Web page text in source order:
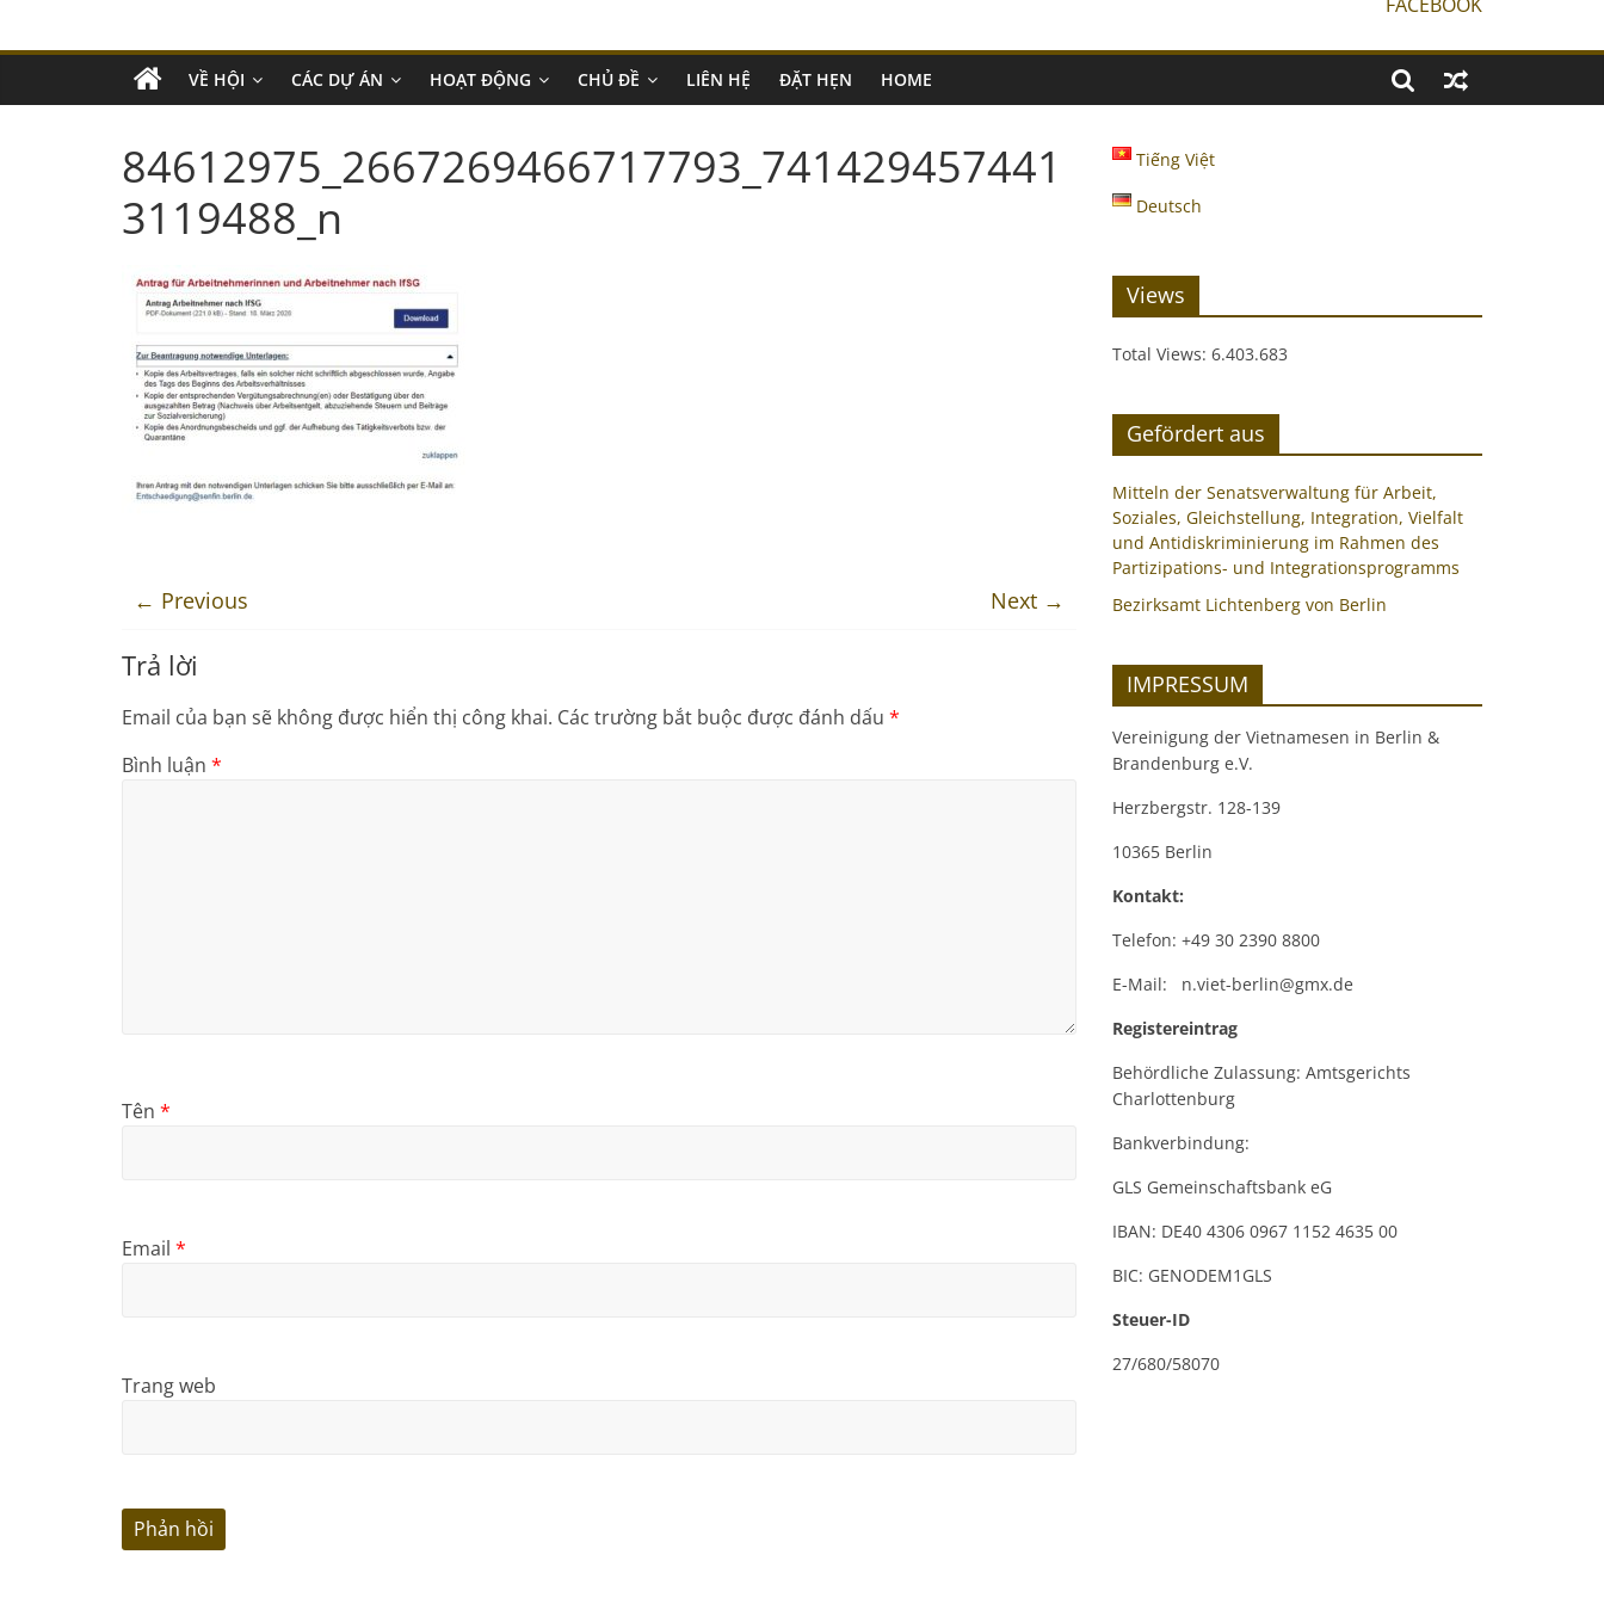
VỀ HỘI CÁC DỰ ÁN HOẠT ĐỘNG CHỦ ĐỀ LIÊN HỆ ĐẶT HẸN HOME
84612975_2667269466717793_741429457441
3119488_n
← Previous Next →
Trả lời
Email của bạn sẽ không được hiển thị công khai. Các trường bắt buộc được đánh dấu *
Bình luận *
Tên *
Email *
Trang web
Tiếng Việt
Deutsch
Views
Total Views: 6.403.683
Gefördert aus
Mitteln der Senatsverwaltung für Arbeit,
Soziales, Gleichstellung, Integration, Vielfalt
und Antidiskriminierung im Rahmen des
Partizipations- und Integrationsprogramms
Bezirksamt Lichtenberg von Berlin
IMPRESSUM
Vereinigung der Vietnamesen in Berlin &
Brandenburg e.V.
Herzbergstr. 128-139
10365 Berlin
Kontakt:
Telefon: +49 30 2390 8800
E-Mail: n.viet-berlin@gmx.de
Registereintrag
Behördliche Zulassung: Amtsgerichts
Charlottenburg
Bankverbindung:
GLS Gemeinschaftsbank eG
IBAN: DE40 4306 0967 1152 4635 00
BIC: GENODEM1GLS
Steuer-ID
27/680/58070